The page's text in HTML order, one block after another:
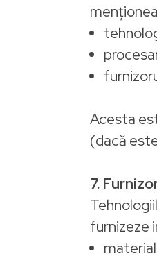
Acesta
(dacă
7.
furnizeze